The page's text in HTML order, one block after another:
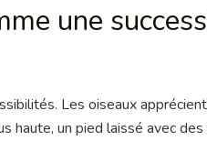
une
Les oiseaux
haute, un pied laissé avec